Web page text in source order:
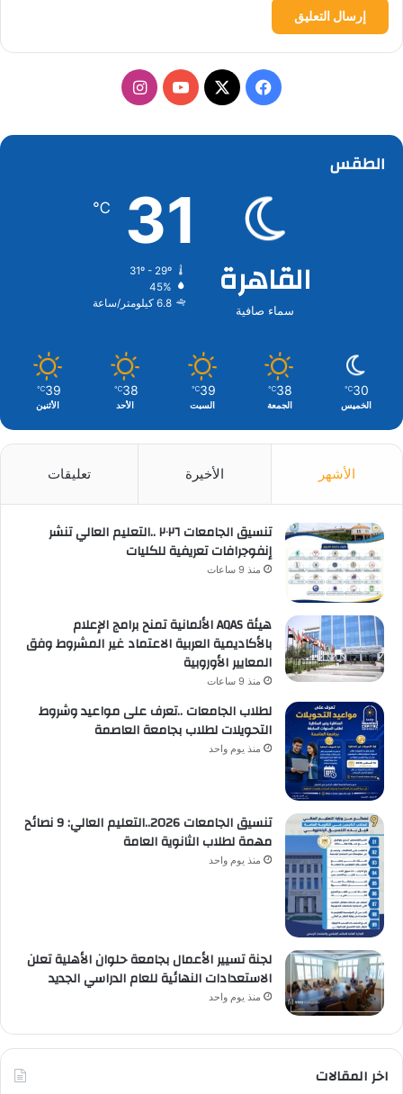
فيسبوك
‫X
‫YouTubeانستقرام
الطقس
القاهرة
سماء صافية
31
℃
31º - 29º
45%
6.8 كيلومتر/ساعة
30
℃
الخميس
38
℃
الجمعة
39
℃
السبت
38
℃
الأحد
39
℃
الأثنين
الأشهر الأخيرة تعليقات
تنسيق الجامعات ٢٠٢٦ ..التعليم العالي تنشر
إنفوجرافات تعريفية للكليات
منذ 9 ساعات
هيئة AQAS الألمانية تمنح برامج الإعلام
بالأكاديمية العربية الاعتماد غير المشروط وفق
المعايير الأوروبية
منذ 9 ساعات
لطلاب الجامعات ..تعرف على مواعيد وشروط
التحويلات لطلاب بجامعة العاصمة
منذ يوم واحد
تنسيق الجامعات 2026..التعليم العالي: 9 نصائح
مهمة لطلاب الثانوية العامة
منذ يوم واحد
لجنة تسيير الأعمال بجامعة حلوان الأهلية تعلن
الاستعدادات النهائية للعام الدراسي الجديد
منذ يوم واحد
اخر المقالات